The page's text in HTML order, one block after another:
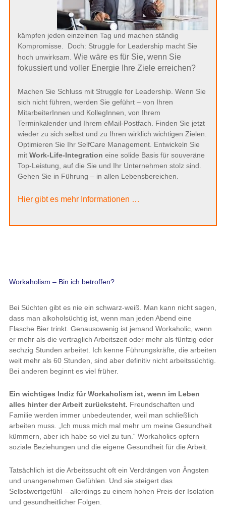
kämpfen jeden einzelnen Tag und machen ständig
Kompromisse. Doch: Struggle for Leadership macht Sie
hoch unwirksam. Wie wäre es für Sie, wenn Sie
fokussiert und voller Energie Ihre Ziele erreichen?
Machen Sie Schluss mit Struggle for Leadership. Wenn Sie
sich nicht führen, werden Sie geführt – von Ihren
MitarbeiterInnen und KollegInnen, von Ihrem
Terminkalender und Ihrem eMail-Postfach. Finden Sie jetzt
wieder zu sich selbst und zu Ihren wirklich wichtigen Zielen.
Optimieren Sie Ihr SelfCare Management. Entwickeln Sie
mit Work-Life-Integration eine solide Basis für souveräne
Top-Leistung, auf die Sie und Ihr Unternehmen stolz sind.
Gehen Sie in Führung – in allen Lebensbereichen.
Hier gibt es mehr Informationen …
Workaholism – Bin ich betroffen?
Bei Süchten gibt es nie ein schwarz-weiß. Man kann nicht sagen,
dass man alkoholsüchtig ist, wenn man jeden Abend eine
Flasche Bier trinkt. Genausowenig ist jemand Workaholic, wenn
er mehr als die vertraglich Arbeitszeit oder mehr als fünfzig oder
sechzig Stunden arbeitet. Ich kenne Führungskräfte, die arbeiten
weit mehr als 60 Stunden, sind aber definitiv nicht arbeitssüchtig.
Bei anderen beginnt es viel früher.
Ein wichtiges Indiz für Workaholism ist, wenn im Leben
alles hinter der Arbeit zurücksteht. Freundschaften und
Familie werden immer unbedeutender, weil man schließlich
arbeiten muss. „Ich muss mich mal mehr um meine Gesundheit
kümmern, aber ich habe so viel zu tun.“ Workaholics opfern
soziale Beziehungen und die eigene Gesundheit für die Arbeit.
Tatsächlich ist die Arbeitssucht oft ein Verdrängen von Ängsten
und unangenehmen Gefühlen. Und sie steigert das
Selbstwertgefühl – allerdings zu einem hohen Preis der Isolation
und gesundheitlicher Folgen.